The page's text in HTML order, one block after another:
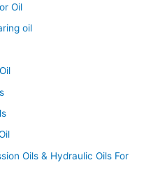
Oil
oil
Oils & Hydraulic Oils For